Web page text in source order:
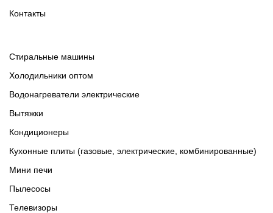
Контакты
Cтиральные машины
Холодильники оптом
Водонагреватели электрические
Вытяжки
Кондиционеры
Кухонные плиты (газовые, электрические, комбинированные)
Мини печи
Пылесосы
Телевизоры